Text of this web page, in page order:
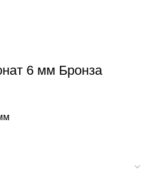
6 мм Бронза